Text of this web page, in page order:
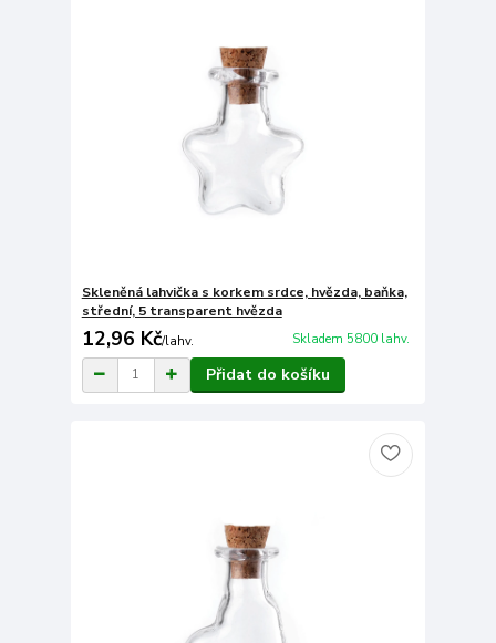
Skleněná lahvička s korkem srdce, hvězda, baňka,
střední, 5 transparent hvězda
12,96 Kč/lahv. Skladem 5800 lahv.
Přidat do košíku